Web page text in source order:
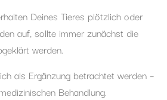
Deines Tieres plötzlich oder
auf, sollte immer zunächst die
werden.
als Ergänzung betrachtet werden –
Behandlung.